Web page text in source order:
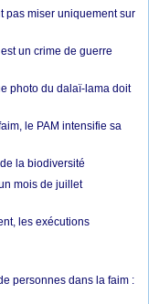
pas miser uniquement sur
un crime de guerre
photo du dalaï-lama doit
le PAM intensifie sa
la biodiversité
mois de juillet
les exécutions
personnes dans la faim :